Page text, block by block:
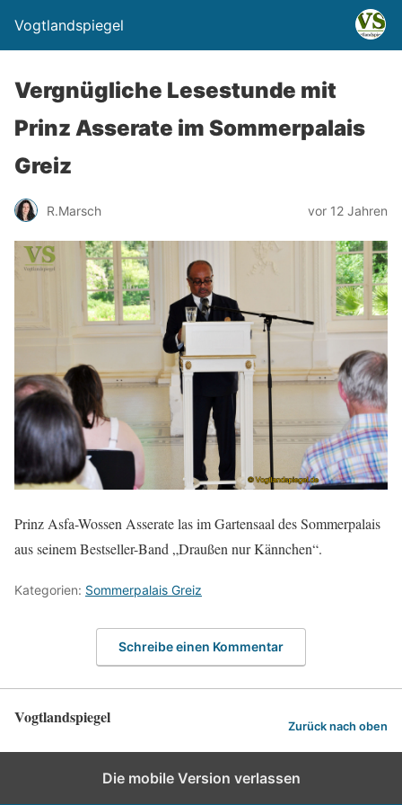
Vogtlandspiegel
Vergnügliche Lesestunde mit
Prinz Asserate im Sommerpalais
Greiz
R.Marsch vor 12 Jahren
Prinz Asfa-Wossen Asserate las im Gartensaal des Sommerpalais
aus seinem Bestseller-Band „Draußen nur Kännchen“.
Kategorien: Sommerpalais Greiz
Schreibe einen Kommentar
Vogtlandspiegel Zurück nach oben
Die mobile Version verlassen